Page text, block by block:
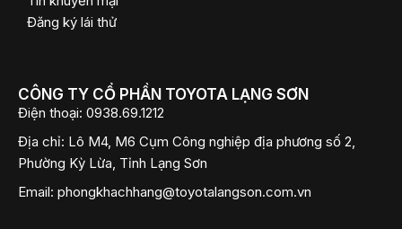
Đăng ký lái thử
CÔNG TY CỔ PHẦN TOYOTA LẠNG SƠN
Điện thoại: 0938.69.1212
Địa chỉ: Lô M4, M6 Cụm Công nghiệp địa phương số 2,
Phường Kỳ Lừa, Tỉnh Lạng Sơn
Email: phongkhachhang@toyotalangson.com.vn